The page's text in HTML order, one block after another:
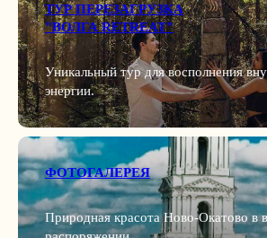
ТУР ПЕРЕЗАГРУЗКА
"ВОЛГА RETREAT"
Уникальный тур для восполнения
энергии.
ФОТОГАЛЕРЕЯ
Природная красота Ново-Окатово в